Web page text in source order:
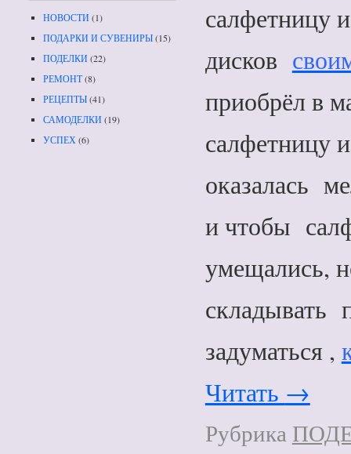
салфетницу
дисков
приобрёл в
салфетницу
оказалась
и чтобы
умещались,
складывать
задуматься ,
Читать →
Рубрика
НОВОСТИ(1)
ПОДАРКИ И СУВЕНИРЫ(15)
ПОДЕЛКИ(22)
РЕМОНТ(8)
РЕЦЕПТЫ(41)
САМОДЕЛКИ(19)
УСПЕХ (6)